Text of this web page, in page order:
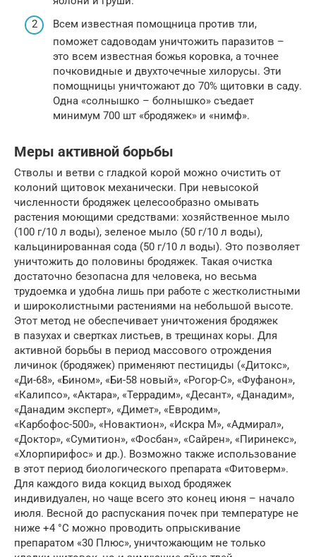
Всем известная помощница против тли,
поможет садоводам уничтожить паразитов –
это всем известная божья коровка, а точнее
почковидные и двухточечные хилорусы. Эти
помощницы уничтожают до 70% щитовки в саду.
Одна «солнышко – болнышко» съедает
минимум 700 шт «бродяжек» и «нимф».
Меры активной борьбы
Стволы и ветви с гладкой корой можно очистить от
колоний щитовок механически. При невысокой
численности бродяжек целесообразно омывать
растения моющими средствами: хозяйственное мыло
(100 г/10 л воды), зеленое мыло (50 г/10 л воды),
кальцинированная сода (50 г/10 л воды). Это позволяет
уничтожить до половины бродяжек. Такая очистка
достаточно безопасна для человека, но весьма
трудоемка и удобна лишь при работе с жестколистными
и широколистными растениями на небольшой высоте.
Этот метод не обеспечивает уничтожения бродяжек
в пазухах и свертках листьев, в трещинах коры. Для
активной борьбы в период массового отрождения
личинок (бродяжек) применяют пестициды («Дитокс»,
«Ди-68», «Бином», «Би-58 новый», «Рогор-С», «Фуфанон»,
«Калипсо», «Актара», «Террадим», «Десант», «Данадим»,
«Данадим эксперт», «Димет», «Евродим»,
«Карбофос-500», «Новактион», «Искра М», «Адмирал»,
«Доктор», «Сумитион», «Фосбан», «Сайрен», «Пиринекс»,
«Хлорпирифос» и др.). Возможно также использование
в этот период биологического препарата «Фитоверм».
Для каждого вида кокцид выход бродяжек
индивидуален, но чаще всего это конец июня – начало
июля. Весной до распускания почек при температуре не
ниже +4 °С можно проводить опрыскивание
препаратом «30 Плюс», уничтожающим не только